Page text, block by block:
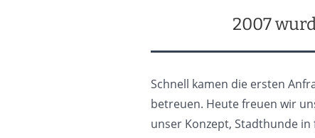
2007
Schnell kamen die ersten
betreuen. Heute freuen wir
unser Konzept, Stadthunde